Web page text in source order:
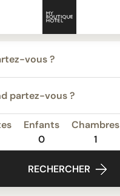
Enfants
0
Chambres
1
RECHERCHER